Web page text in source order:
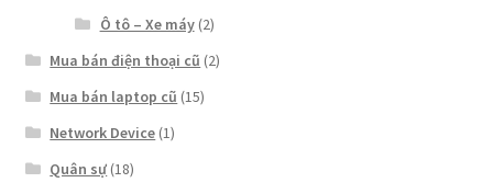
Ô tô – Xe máy(2)
Mua bán điện thoại cũ (2)
Mua bán laptop cũ (15)
Network Device (1)
Quân sự (18)